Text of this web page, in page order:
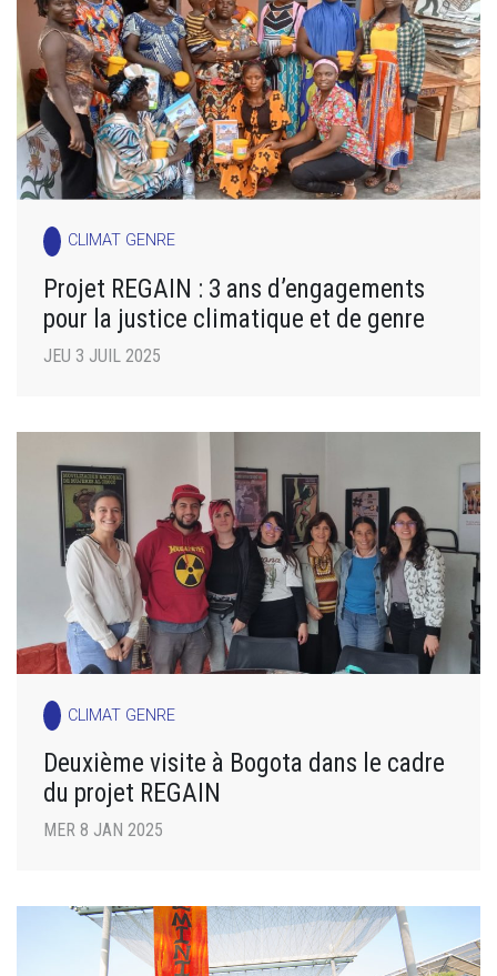
CLIMAT GENRE
Projet REGAIN : 3 ans d’engagements
pour la justice climatique et de genre
JEU 3 JUIL 2025
CLIMAT GENRE
Deuxième visite à Bogota dans le cadre
du projet REGAIN
MER 8 JAN 2025